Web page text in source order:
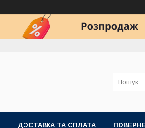
ДОСТАВКА ТА ОПЛАТА